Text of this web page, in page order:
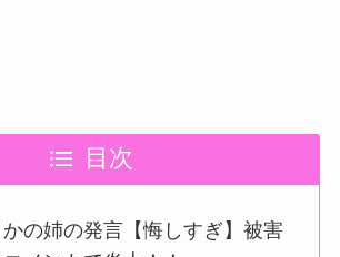
目次
の姉の発言【悔しすぎ】被害